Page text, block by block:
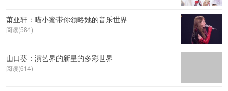
萧亚轩：喵小蜜带你领略她的音乐世界
阅读(584)
山口葵：演艺界的新星的多彩世界
阅读(614)